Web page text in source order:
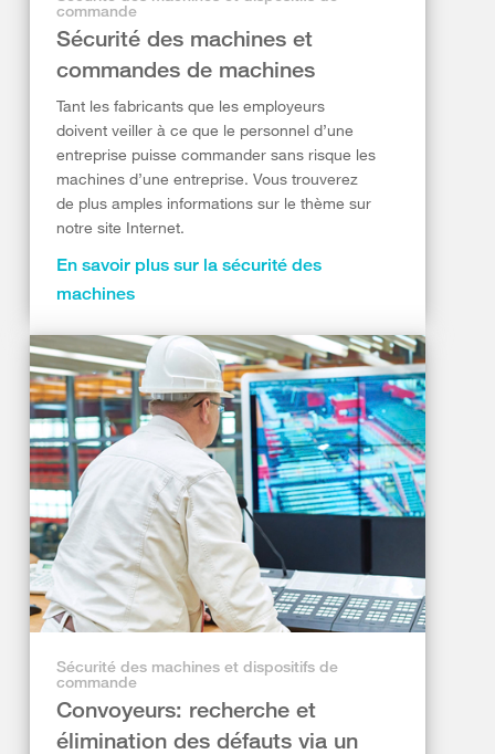
commande
Sécurité des machines et
commandes de machines
Tant les fabricants que les employeurs
doivent veiller à ce que le personnel d’une
entreprise puisse commander sans risque les
machines d’une entreprise. Vous trouverez
de plus amples informations sur le thème sur
notre site Internet.
En savoir plus sur la sécurité des
machines
Sécurité des machines et dispositifs de
commande
Convoyeurs: recherche et
élimination des défauts via un